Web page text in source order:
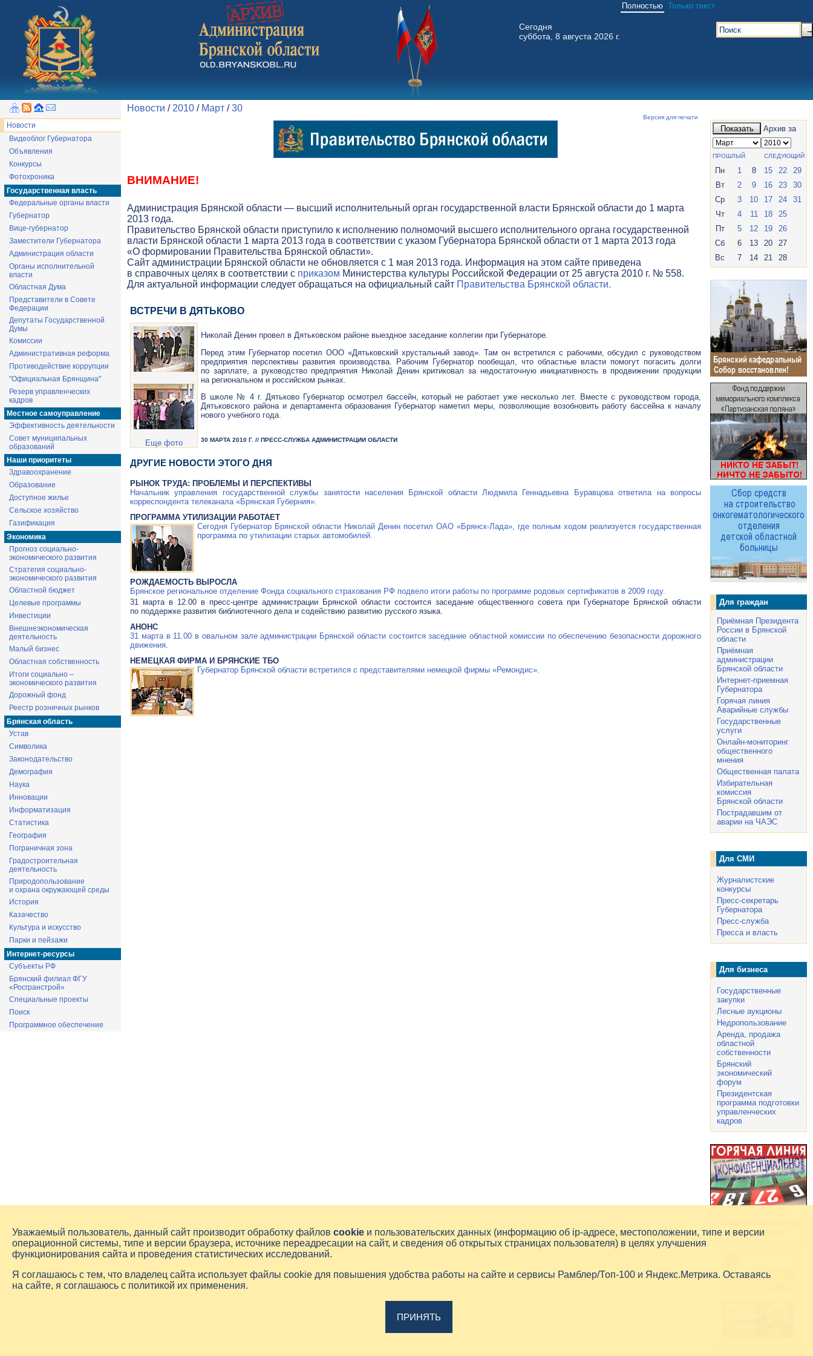
Полностью Только текст
Сегодня
суббота, 8 августа 2026 г.
→
Новости
Видеоблог Губернатора
Объявления
Конкурсы
Фотохроника
Государственная власть
Федеральные органы власти
Губернатор
Вице-губернатор
Заместители Губернатора
Администрация области
Органы исполнительной
власти
Областная Дума
Представители в Совете
Федерации
Депутаты Государственной
Думы
Комиссии
Административная реформа
Противодействие коррупции
"Официальная Брянщина"
Резерв управленческих
кадров
Местное самоуправление
Эффективность деятельности
Совет муниципальных
образований
Наши приоритеты
Здравоохранение
Образование
Доступное жилье
Сельское хозяйство
Газификация
Экономика
Прогноз социально-
экономического развития
Стратегия социально-
экономического развития
Областной бюджет
Целевые программы
Инвестиции
Внешнеэкономическая
деятельность
Малый бизнес
Областная собственность
Итоги социально –
экономического развития
Дорожный фонд
Реестр розничных рынков
Брянская область
Устав
Символика
Законодательство
Демография
Наука
Инновации
Информатизация
Статистика
География
Пограничная зона
Градостроительная
деятельность
Природопользование
и охрана окружающей среды
История
Казачество
Культура и искусство
Парки и пейзажи
Интернет-ресурсы
Субъекты РФ
Брянский филиал ФГУ
«Росгранстрой»
Специальные проекты
Поиск
Программное обеспечение
Новости / 2010 / Март /30
Версия для печати
ВНИМАНИЕ!
Администрация Брянской области — высший исполнительный орган государственной власти Брянской области до 1 марта
2013 года.
Правительство Брянской области приступило к исполнению полномочий высшего исполнительного органа государственной
власти Брянской области 1 марта 2013 года в соответствии с указом Губернатора Брянской области от 1 марта 2013 года
«О формировании Правительства Брянской области».
Cайт администрации Брянской области не обновляется с 1 мая 2013 года. Информация на этом сайте приведена
в справочных целях в соответствии с приказом Министерства культуры Российской Федерации от 25 августа 2010 г. № 558.
Для актуальной информации следует обращаться на официальный сайт Правительства Брянской области.
ВСТРЕЧИ В ДЯТЬКОВО
Еще фото
Николай Денин провел в Дятьковском районе выездное заседание коллегии при Губернаторе.
Перед этим Губернатор посетилООО «Дятьковский хрустальный завод». Там он встретился с рабочими, обсудил с руководством
предприятия перспективы развития производства. Рабочим Губернатор пообещал, что областные власти помогут погасить долги
по зарплате, а руководство предприятия Николай Денин критиковал за недостаточную инициативность в продвижении продукции
на региональном и российском рынках.
В школе № 4 г. Дятьково Губернатор осмотрел бассейн, который не работает уже несколько лет. Вместе с руководством города,
Дятьковского района и департамента образования Губернатор наметил меры, позволяющие возобновить работу бассейна к началу
нового учебного года.
30 МАРТА 2010 Г. // ПРЕСС-СЛУЖБА АДМИНИСТРАЦИИ ОБЛАСТИ
ДРУГИЕ НОВОСТИ ЭТОГО ДНЯ
РЫНОК ТРУДА: ПРОБЛЕМЫ И ПЕРСПЕКТИВЫ
Начальник управления государственной службы занятости населения Брянской области Людмила Геннадьевна Буравцова ответила на вопросы
корреспондента телеканала «Брянская Губерния».
ПРОГРАММА УТИЛИЗАЦИИ РАБОТАЕТ
Сегодня Губернатор Брянской области Николай Денин посетил ОАО «Брянск-Лада», где полным ходом реализуется государственная
программа по утилизации старых автомобилей.
РОЖДАЕМОСТЬ ВЫРОСЛА
Брянское региональное отделение Фонда социального страхования РФ подвело итоги работы по программе родовых сертификатов в 2009 году.
31 марта в 12.00 в пресс-центре администрации Брянской области состоится заседание общественного совета при Губернаторе Брянской области
по поддержке развития библиотечного дела и содействию развитию русского языка.
АНОНС
31 марта в 11.00 в овальном зале администрации Брянской области состоится заседание областной комиссии по обеспечению безопасности дорожного
движения.
НЕМЕЦКАЯ ФИРМА И БРЯНСКИЕ ТБО
Губернатор Брянской области встретился с представителями немецкой фирмы «Ремондис».
Показать Архив за
ПРОШЛЫЙ СЛЕДУЮЩИЙ
Пн 1 8 15 22
29
Вт
2 9 16 23
30
Ср
3 10 17 24
31
Чт
4 11 18
25
Пт
5 12 19
26
Сб
6 13 20
27
Вс
7 14 21 28
Для граждан
Приёмная Президента
России в Брянской
области
Приёмная
администрации
Брянской области
Интернет-приемная
Губернатора
Горячая линия
Аварийные службы
Государственные
услуги
Онлайн-мониторинг
общественного
мнения
Общественная палата
Избирательная
комиссия
Брянской области
Пострадавшим от
аварии на ЧАЭС
Для СМИ
Журналистские
конкурсы
Пресс-секретарь
Губернатора
Пресс-служба
Пресса и власть
Для бизнеса
Государственные
закупки
Лесные аукционы
Недропользование
Аренда, продажа
областной
собственности
Брянский
экономический
форум
Президентская
программа подготовки
управленческих
кадров
Уважаемый пользователь, данный сайт производит обработку файлов cookie и пользовательских данных (информацию об ip-адресе, местоположении, типе и версии
операционной системы, типе и версии браузера, источнике переадресации на сайт, и сведения об открытых страницах пользователя) в целях улучшения
функционирования сайта и проведения статистических исследований.
Я соглашаюсь с тем, что владелец сайта использует файлы cookie для повышения удобства работы на сайте и сервисы Рамблер/Топ-100 и Яндекс.Метрика. Оставаясь
на сайте, я соглашаюсь с политикой их применения.
ПРИНЯТЬ